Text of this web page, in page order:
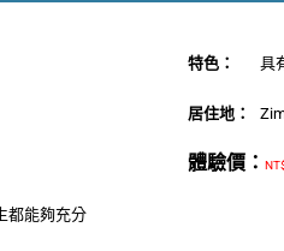
都能夠充分
特色： 具
居住地：
體驗價：